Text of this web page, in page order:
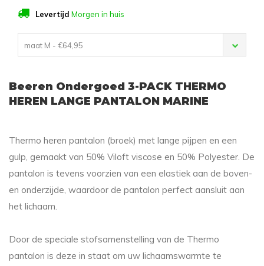
Levertijd Morgen in huis
maat M - €64,95
Beeren Ondergoed 3-PACK THERMO
HEREN LANGE PANTALON MARINE
Thermo heren pantalon (broek) met lange pijpen en een
gulp, gemaakt van 50% Viloft viscose en 50% Polyester. De
pantalon is tevens voorzien van een elastiek aan de boven-
en onderzijde, waardoor de pantalon perfect aansluit aan
het lichaam.
Door de speciale stofsamenstelling van de Thermo
pantalon is deze in staat om uw lichaamswarmte te